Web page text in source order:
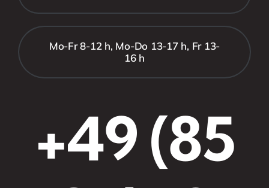
Mo-Fr 8-12 h, Mo-Do 13-17 h, Fr 13-
16 h
+49 (85